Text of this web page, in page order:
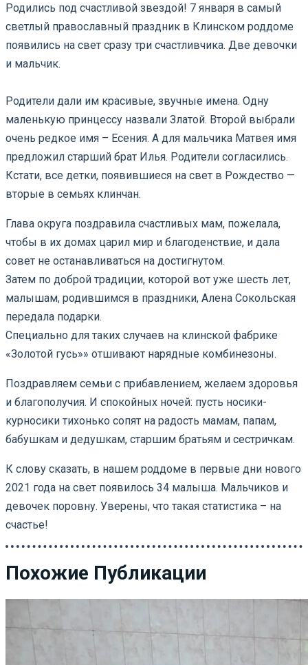
Родились под счастливой звездой! 7 января в самый
светлый православный праздник в Клинском роддоме
появились на свет сразу три счастливчика. Две девочки
и мальчик.
Родители дали им красивые, звучные имена. Одну
маленькую принцессу назвали Златой. Второй выбрали
очень редкое имя – Есения. А для мальчика Матвея имя
предложил старший брат Илья. Родители согласились.
Кстати, все детки, появившиеся на свет в Рождество —
вторые в семьях клинчан.
Глава округа поздравила счастливых мам, пожелала,
чтобы в их домах царил мир и благоденствие, и дала
совет не останавливаться на достигнутом.
Затем по доброй традиции, которой вот уже шесть лет,
малышам, родившимся в праздники, Алена Сокольская
передала подарки.
Специально для таких случаев на клинской фабрике
«Золотой гусь»» отшивают нарядные комбинезоны.
Поздравляем семьи с прибавлением, желаем здоровья
и благополучия. И спокойных ночей: пусть носики-
курносики тихонько сопят на радость мамам, папам,
бабушкам и дедушкам, старшим братьям и сестричкам.
К слову сказать, в нашем роддоме в первые дни нового
2021 года на свет появилось 34 малыша. Мальчиков и
девочек поровну. Уверены, что такая статистика – на
счастье!
Похожие Публикации